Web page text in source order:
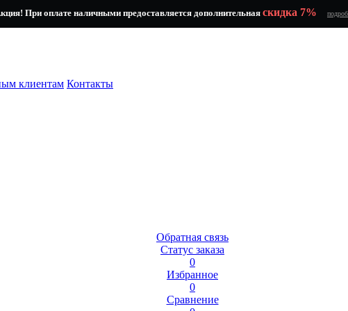
При оплате наличными предоставляется дополнительная скидка 7%
клиентам Контакты
Обратная связь
Статус заказа
0
Избранное
0
Сравнение